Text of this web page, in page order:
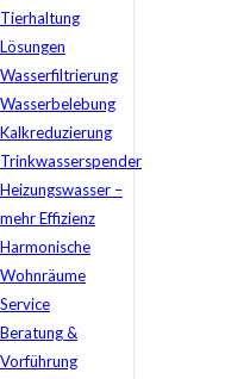
Tierhaltung
Lösungen
Wasserfiltrierung
Wasserbelebung
Kalkreduzierung
Trinkwasserspender
Heizungswasser –
mehr Effizienz
Harmonische
Wohnräume
Service
Beratung &
Vorführung